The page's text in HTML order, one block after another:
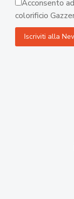
Acconsento
colorificio